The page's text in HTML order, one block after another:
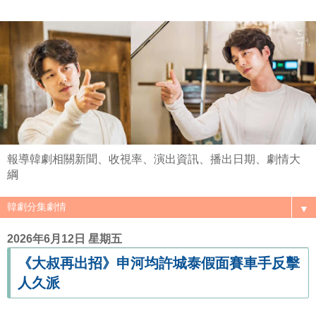
報導韓劇相關新聞、收視率、演出資訊、播出日期、劇情大
綱
▼
2026年6月12日 星期五
《大叔再出招》申河均許城泰假面賽車手反擊
人久派